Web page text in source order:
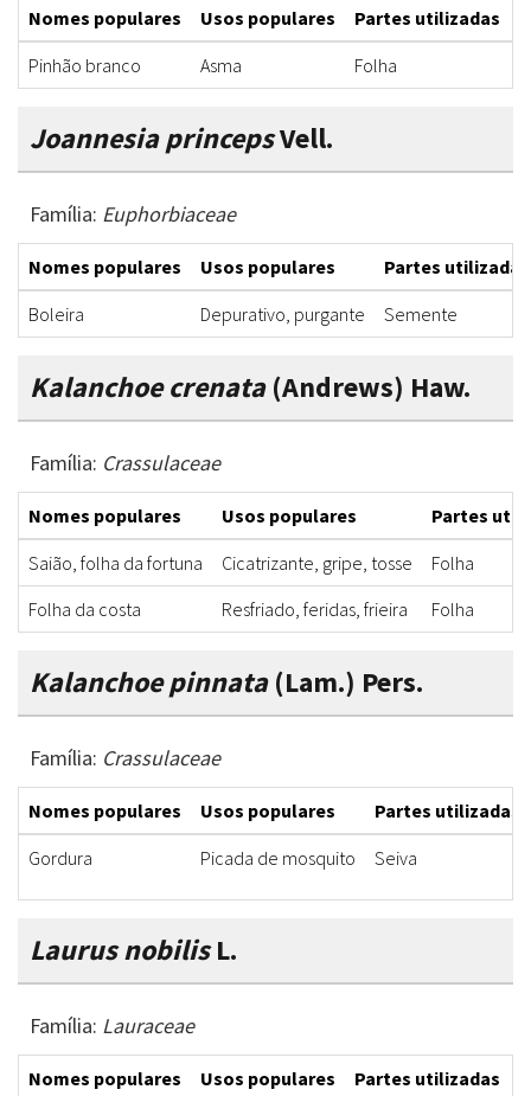
Nomes populares Usos populares Partes utilizadas
Pinhão branco
Asma Folha
Joannesia princepsVell.
Família: Euphorbiaceae
Nomes populares Usos populares
Partes utilizadas
Boleira
Depurativo, purgante Semente
Kalanchoe crenata(Andrews) Haw.
Família: Crassulaceae
Nomes populares Usos populares
Partes
Saião, folha da fortuna
Cicatrizante, gripe, tosse
Folha
Folha da costa
Resfriado, feridas, frieira Folha
Kalanchoe pinnata(Lam.) Pers.
Família: Crassulaceae
Nomes populares Usos populares
Partes utilizadas
Gordura
Picada de mosquito Seiva
Laurus nobilisL.
Família: Lauraceae
Nomes populares Usos populares Partes utilizadas